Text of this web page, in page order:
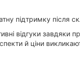
підтримку після
відгуки завдяки
й ціни